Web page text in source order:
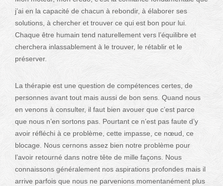
j’ai en la capacité de chacun à rebondir, à élaborer ses
solutions, à chercher et trouver ce qui est bon pour lui.
Chaque être humain tend naturellement vers l’équilibre et
cherchera inlassablement à le trouver, le rétablir et le
préserver.
La thérapie est une question de compétences certes, de
personnes avant tout mais aussi de bon sens. Quand nous
en venons à consulter, il faut bien avouer que c’est parce
que nous n’en sortons pas. Pourtant ce n’est pas faute d’y
avoir réfléchi à ce problème, cette impasse, ce nœud, ce
blocage. Nous cernons assez bien notre problème pour
l’avoir retourné dans notre tête de mille façons. Nous
connaissons généralement nos aspirations profondes mais il
arrive parfois que nous ne parvenions momentanément plus